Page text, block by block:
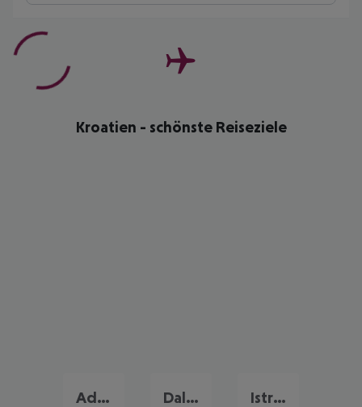
Kroatien - schönste Reiseziele
Adriatische Küste Dalmatien Istrien